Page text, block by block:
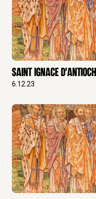
Saint Ignace
6.12.23